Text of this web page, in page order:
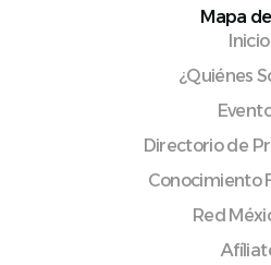
Mapa
Inicio
¿Quiénes
Directorio de
Conocimiento
Red